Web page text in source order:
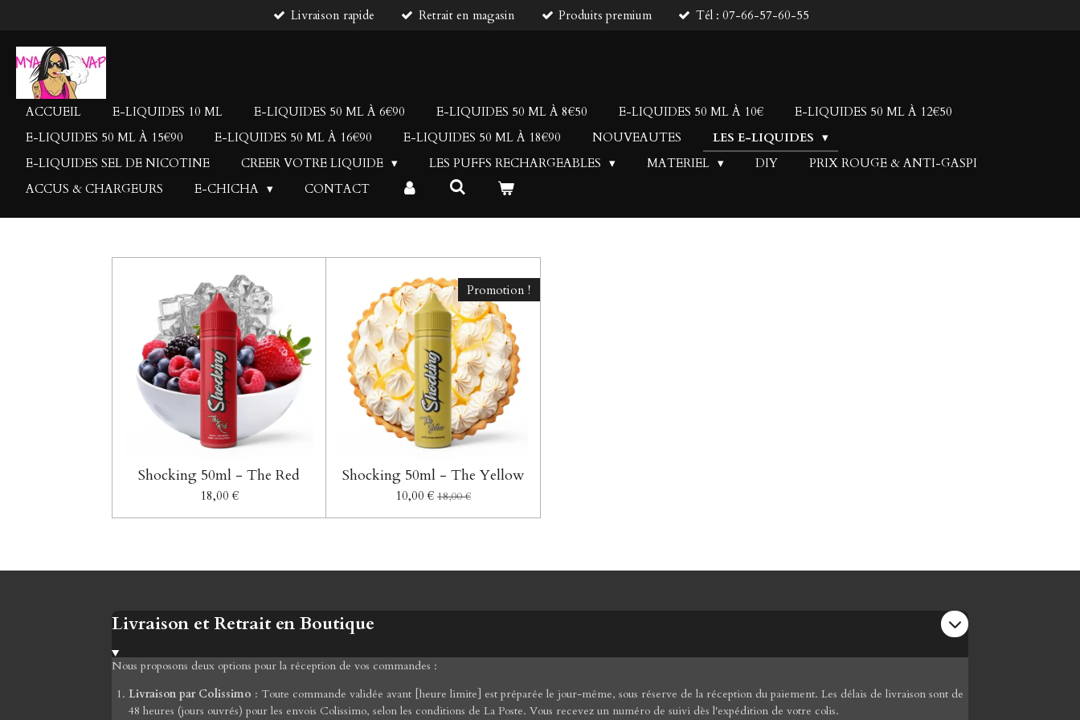
contenu
principal
Livraison rapide Retrait en magasin Produits premium Tél : 07-66-57-60-55
ACCUEIL E-LIQUIDES 10 ML E-LIQUIDES 50 ML À 6€90 E-LIQUIDES 50 ML À 8€50 E-LIQUIDES 50 ML À 10€
E-LIQUIDES 50 ML À 12€50
E-LIQUIDES 50 ML À 15€90
E-LIQUIDES 50 ML À 16€90 E-LIQUIDES 50 ML À 18€90 NOUVEAUTES
LES E-LIQUIDES
E-LIQUIDES SEL DE NICOTINE
CREER VOTRE LIQUIDE LES PUFFS RECHARGEABLES MATERIEL DIY
PRIX ROUGE & ANTI-GASPI
ACCUS & CHARGEURS
E-CHICHA CONTACT
Shocking 50ml - The Red
18,00 €
Promotion !
Shocking 50ml - The Yellow
10,00 € 18,00 €
Livraison et Retrait en Boutique
Nous proposons deux options pour la réception de vos commandes :
Livraison par Colissimo : Toute commande validée avant [heure limite] est préparée le jour-même, sous réserve de la réception du paiement. Les délais de livraison sont de
48 heures (jours ouvrés) pour les envois Colissimo, selon les conditions de La Poste. Vous recevez un numéro de suivi dès l'expédition de votre colis.